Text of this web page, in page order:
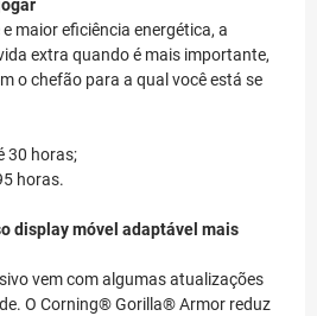
maior eficiência energética, a
extra quando é mais importante,
o chefão para a qual você está se
30 horas;
horas.
display móvel adaptável mais
vem com algumas atualizações
O Corning® Gorilla® Armor reduz